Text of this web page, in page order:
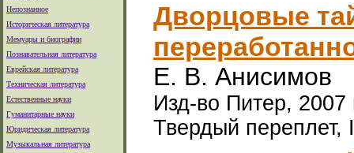
Непознанное
Историческая литература
Мемуары и биографии
Познавательная литература
Еврейская литература
Техническая литература
Естественные науки
Гуманитарные науки
Юридическая литература
Музыкальная литература
Дворцовые
Е. В. Анисимов
Изд-во Питер, 2007
Твердый переплет,